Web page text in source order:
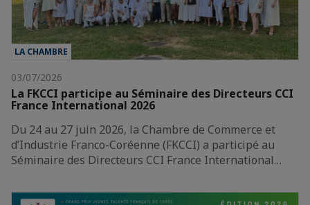
LA CHAMBRE
03/07/2026
La FKCCI participe au Séminaire des Directeurs CCI
France International 2026
Du 24 au 27 juin 2026, la Chambre de Commerce et
d’Industrie Franco-Coréenne (FKCCI) a participé au
Séminaire des Directeurs CCI France International…